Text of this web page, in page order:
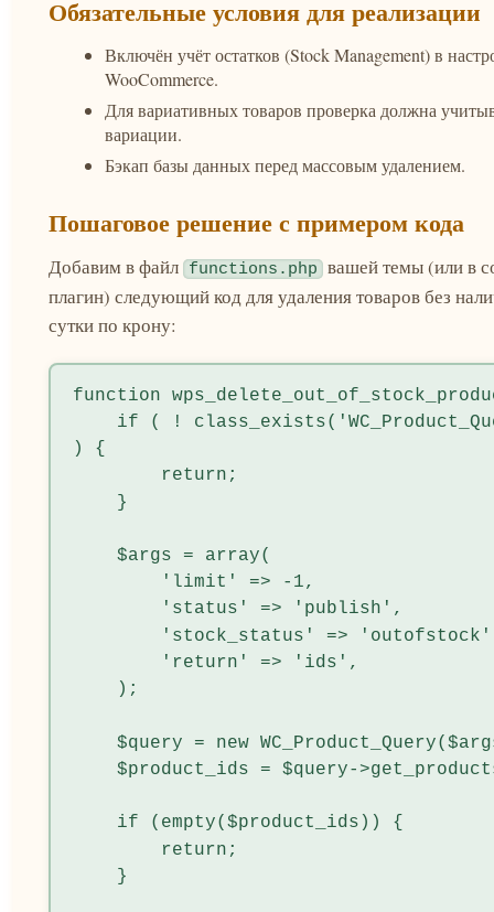
Обязательные условия для реализации
Включён учёт остатков (Stock Management) в
WooCommerce.
Для вариативных товаров проверка должна
вариации.
Бэкап базы данных перед массовым удалением.
Пошаговое решение с примером кода
Добавим в файл functions.php вашей темы (или в
плагин) следующий код для удаления товаров без
сутки по крону:
function
) {
    $args = array(
    $query = new WC_Product_Query($args);
    $product_ids = $query->get_products();